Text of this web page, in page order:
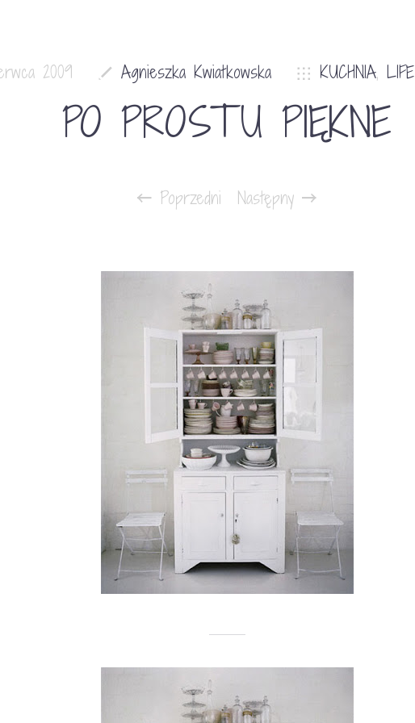
2009 Agnieszka Kwiatkowska KUCHNIA, LIFE
PO PROSTU PIĘKNE
Poprzedni Następny